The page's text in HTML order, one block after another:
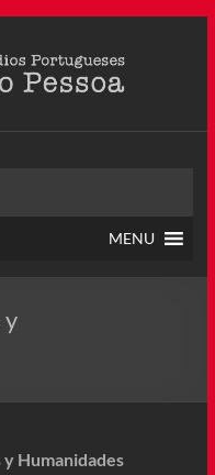
de Portugal. Esta
MENU
y
Humanidades